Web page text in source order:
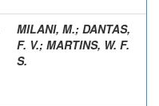
MILANI, M.; DANTAS,
F. V.; MARTINS, W. F.
S.